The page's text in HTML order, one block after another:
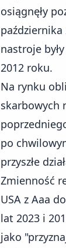
osiągnęły
nastroje
2012 roku.
Na rynku
skarbowych
po
przyszłe
Zmienność
USA z Aaa
lat 2023 i
jako